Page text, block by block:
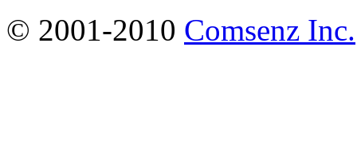
© 2001-2010 Comsenz Inc.